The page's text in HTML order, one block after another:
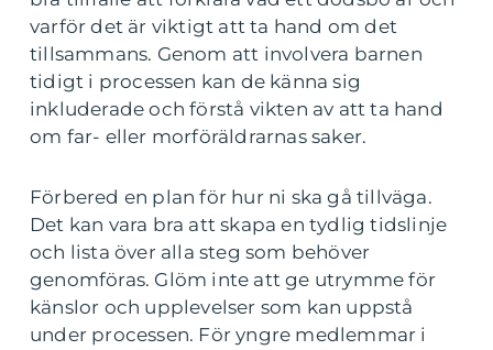
varför det är viktigt att ta hand om det
tillsammans. Genom att involvera barnen
tidigt i processen kan de känna sig
inkluderade och förstå vikten av att ta hand
om far- eller morföräldrarnas saker.
Förbered en plan för hur ni ska gå tillväga.
Det kan vara bra att skapa en tydlig tidslinje
och lista över alla steg som behöver
genomföras. Glöm inte att ge utrymme för
känslor och upplevelser som kan uppstå
under processen. För yngre medlemmar i